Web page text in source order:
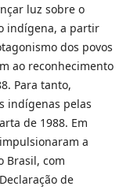
luz sobre o
indígena, a partir
dos povos
ao reconhecimento
Para tanto,
indígenas pelas
de 1988. Em
a
Brasil, com
de